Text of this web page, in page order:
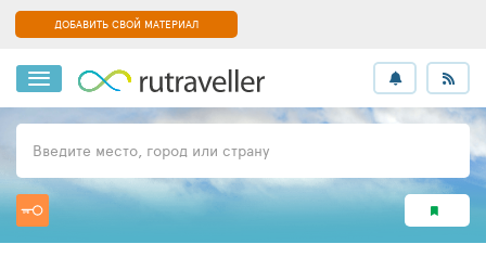
ДОБАВИТЬ СВОЙ МАТЕРИАЛ
Введите место, город или страну